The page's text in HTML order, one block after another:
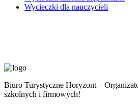
Wycieczki dla nauczycieli
Biuro Turystyczne Horyzont –
szkolnych i firmowych!